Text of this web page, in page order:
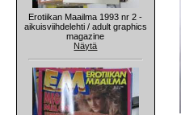
Erotiikan Maailma 1993 nr 2 -
aikuisviihdelehti / adult graphics
magazine
Näytä